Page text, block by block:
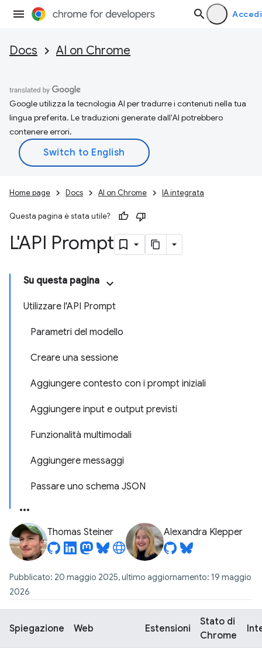
Accedi
Docs AI on Chrome
Google utilizza la tecnologia AI per tradurre i contenuti nella tua
lingua preferita. Le traduzioni generate dall'AI potrebbero
contenere errori.
Home page Docs AI on Chrome IA integrata
Questa pagina è stata utile?
L'API Prompt
Su questa pagina
Utilizzare l'API Prompt
Parametri del modello
Creare una sessione
Aggiungere contesto con i prompt iniziali
Aggiungere input e output previsti
Funzionalità multimodali
Aggiungere messaggi
Passare uno schema JSON
Thomas Steiner Alexandra Klepper
Pubblicato: 20 maggio 2025, ultimo aggiornamento: 19 maggio
2026
Spiegazione Web Estensioni
Stato di
Chrome